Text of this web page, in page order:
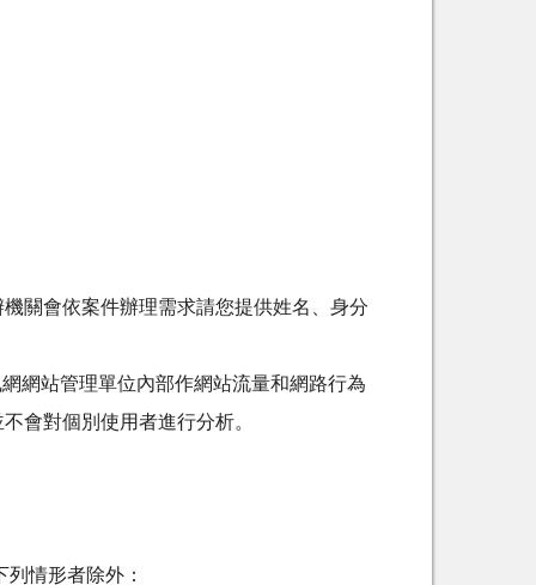
關會依案件辦理需求請您提供姓名、身分
網站管理單位內部作網站流量和網路行為
會對個別使用者進行分析。
情形者除外：